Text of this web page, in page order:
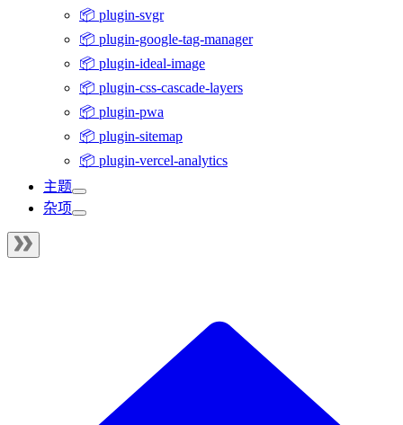
📦 plugin-svgr
📦 plugin-google-tag-manager
📦 plugin-ideal-image
📦 plugin-css-cascade-layers
📦 plugin-pwa
📦 plugin-sitemap
📦 plugin-vercel-analytics
主题
杂项